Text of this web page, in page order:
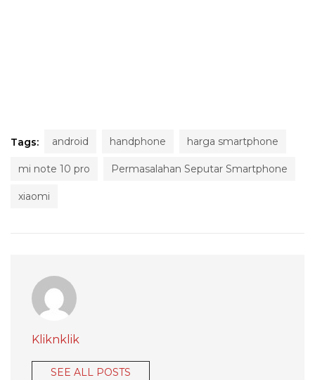
Tags: android handphone harga smartphone
mi note 10 pro Permasalahan Seputar Smartphone
xiaomi
Kliknklik
SEE ALL POSTS